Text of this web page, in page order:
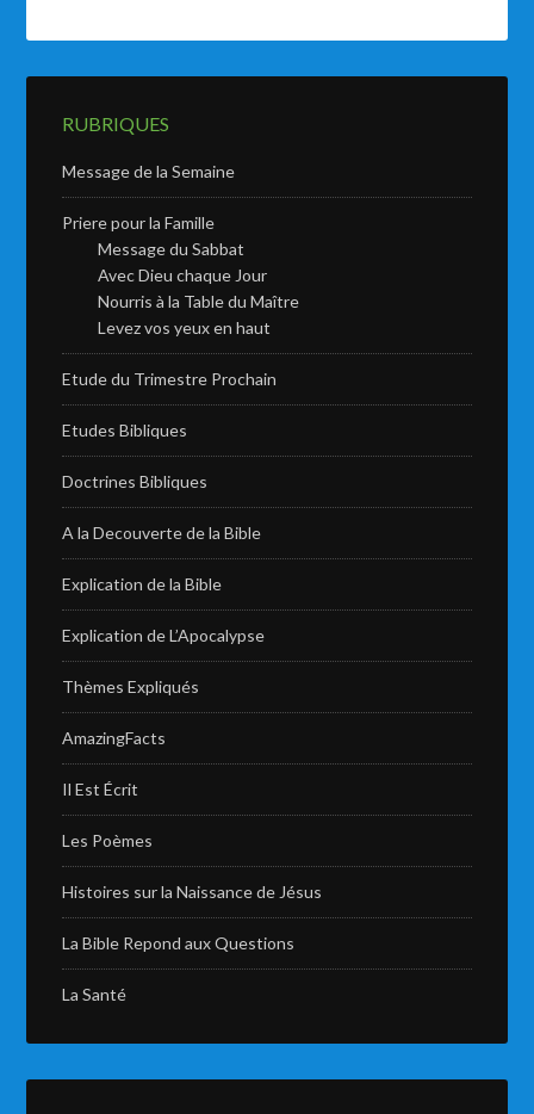
RUBRIQUES
Message de la Semaine
Priere pour la Famille
Message du Sabbat
Avec Dieu chaque Jour
Nourris à la Table du Maître
Levez vos yeux en haut
Etude du Trimestre Prochain
Etudes Bibliques
Doctrines Bibliques
A la Decouverte de la Bible
Explication de la Bible
Explication de L’Apocalypse
Thèmes Expliqués
AmazingFacts
Il Est Écrit
Les Poèmes
Histoires sur la Naissance de Jésus
La Bible Repond aux Questions
La Santé